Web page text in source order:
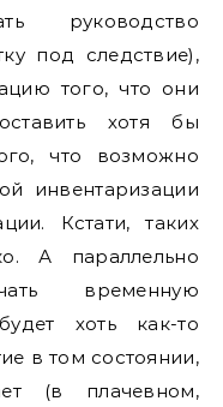
руководство
под следствие),
того, что они
хотя бы
что возможно
инвентаризации
Кстати, таких
А параллельно
временную
хоть как-то
в том состоянии,
(в плачевном,